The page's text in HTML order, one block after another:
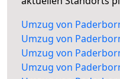
Umzug von
Umzug von
Umzug von
Umzug von